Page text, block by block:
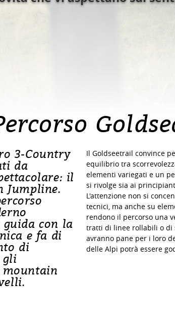
3-Country
da
il
Jumpline.
con la
e fa di
di
gli
Il Goldseetrail convince
equilibrio tra
elementi variegati e un
si rivolge sia ai
L'attenzione non si
tecnici, ma anche su
rendono il percorso una
tratti di linee rollabili o di
avranno pane per i loro
delle Alpi potrà essere